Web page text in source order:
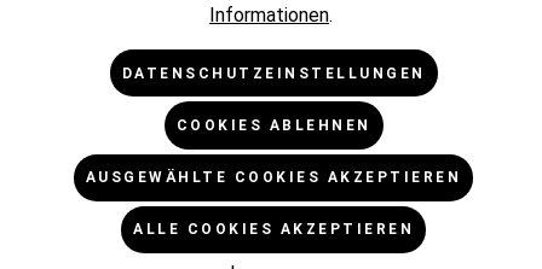
RECHTLICHES
* Alle Preise exkl. gesetzl. Mehrwertsteuer zzgl.
Versandkosten
und ggf. Nachnahmegebühren, wenn nicht
Informationen.
DATENSCHUTZEINSTELLUNGEN
COOKIES ABLEHNEN
AUSGEWÄHLTE COOKIES AKZEPTIEREN
ALLE COOKIES AKZEPTIEREN